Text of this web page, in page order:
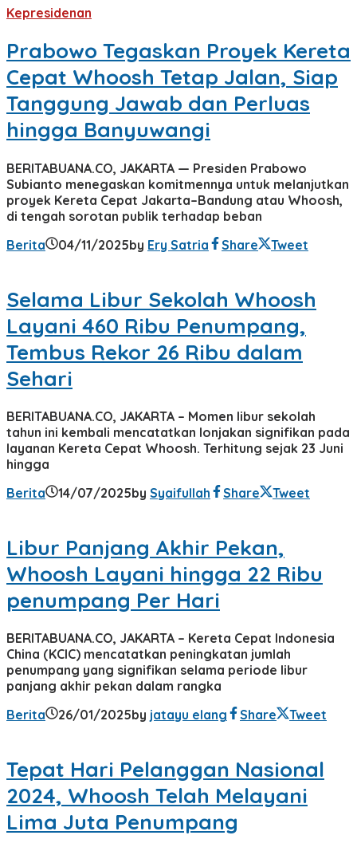
Kepresidenan
Prabowo Tegaskan Proyek Kereta
Cepat Whoosh Tetap Jalan, Siap
Tanggung Jawab dan Perluas
hingga Banyuwangi
BERITABUANA.CO, JAKARTA — Presiden Prabowo
Subianto menegaskan komitmennya untuk melanjutkan
proyek Kereta Cepat Jakarta–Bandung atau Whoosh,
di tengah sorotan publik terhadap beban
Berita
04/11/2025by Ery Satria Share Tweet
Selama Libur Sekolah Whoosh
Layani 460 Ribu Penumpang,
Tembus Rekor 26 Ribu dalam
Sehari
BERITABUANA.CO, JAKARTA – Momen libur sekolah
tahun ini kembali mencatatkan lonjakan signifikan pada
layanan Kereta Cepat Whoosh. Terhitung sejak 23 Juni
hingga
Berita
14/07/2025by Syaifullah Share Tweet
Libur Panjang Akhir Pekan,
Whoosh Layani hingga 22 Ribu
penumpang Per Hari
BERITABUANA.CO, JAKARTA – Kereta Cepat Indonesia
China (KCIC) mencatatkan peningkatan jumlah
penumpang yang signifikan selama periode libur
panjang akhir pekan dalam rangka
Berita
26/01/2025by jatayu elang Share Tweet
Tepat Hari Pelanggan Nasional
2024, Whoosh Telah Melayani
Lima Juta Penumpang